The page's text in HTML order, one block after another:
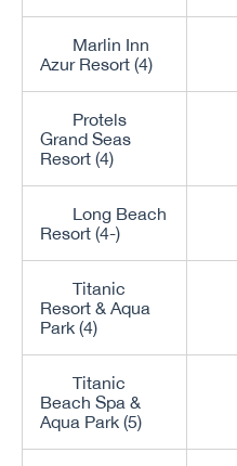
Marlin Inn
Azur Resort (4)
Protels
Grand Seas
Resort (4)
Long Beach
Resort (4-)
Titanic
Resort & Aqua
Park (4)
Titanic
Beach Spa &
Aqua Park (5)